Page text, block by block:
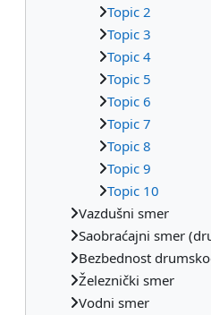
Topic 2
Topic 3
Topic 4
Topic 5
Topic 6
Topic 7
Topic 8
Topic 9
Topic 10
Vazdušni smer
Saobraćajni smer
Bezbednost
Železnički smer
Vodni smer